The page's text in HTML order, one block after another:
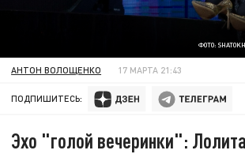
ФОТО:
АНТОН ВОЛОЩЕНКО 17 МАРТА 21:43
ПОДПИШИТЕСЬ:
Эхо "голой вечеринки":